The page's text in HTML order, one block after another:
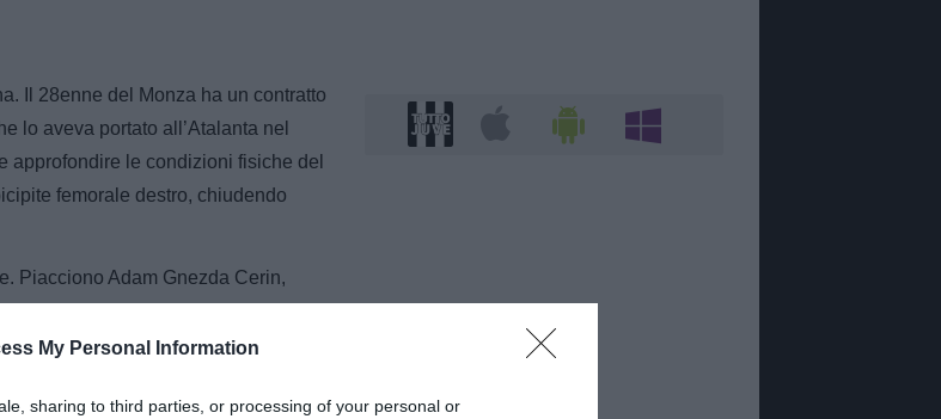
My Personal Information
sharing to third parties, or processing of your personal or
Il 28enne del Monza ha un contratto
lo aveva portato all’Atalanta nel
approfondire le condizioni fisiche del
femorale destro, chiudendo
Piacciono Adam Gnezda Cerin,
nazionale slovena, Fabio
prestito al Genoa, e Kristjan
rimanere in Serie A.